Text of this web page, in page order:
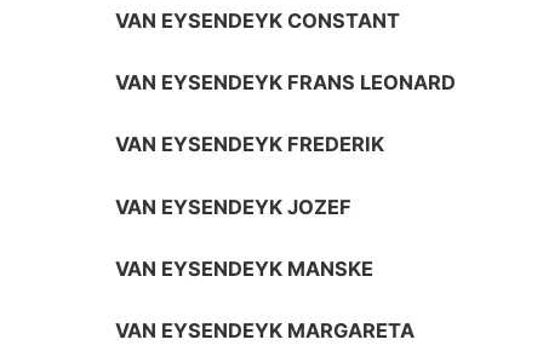
VAN EYSENDEYK CONSTANT
VAN EYSENDEYK FRANS LEONARD
VAN EYSENDEYK FREDERIK
VAN EYSENDEYK JOZEF
VAN EYSENDEYK MANSKE
VAN EYSENDEYK MARGARETA